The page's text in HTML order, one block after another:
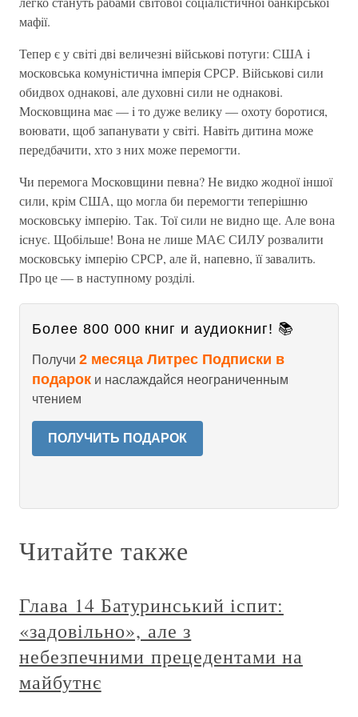
мафiї.
Тепер є у свiтi двi величезнi вiйськовi потуги: США i
московська комунiстична iмперiя СРСР. Вiйськовi сили
обидвох однаковi, але духовнi сили не однаковi.
Московщина має — i то дуже велику — охоту боротися,
воювати, щоб запанувати у свiтi. Навiть дитина може
передбачити, хто з них може перемогти.
Чи перемога Московщини певна? Не видко жодної iншої
сили, крiм США, що могла би перемогти теперiшню
московську iмперiю. Так. Тої сили не видно ще. Але вона
iснує. Щобiльше! Вона не лише МАЄ СИЛУ розвалити
московську iмперiю СРСР, але й, напевно, її завалить.
Про це — в наступному роздiлi.
Более 800 000 книг и аудиокниг! 📚
Получи 2 месяца Литрес Подписки в
подарок и наслаждайся неограниченным
чтением
ПОЛУЧИТЬ ПОДАРОК
Читайте также
Глава 14 Батуринський іспит:
«задовільно», але з
небезпечними прецедентами на
майбутнє